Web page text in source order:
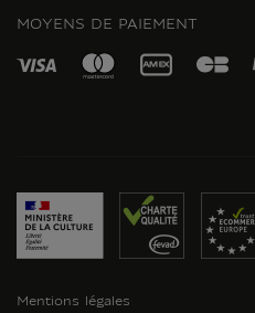
MOYENS DE PAIEMENT
Mentions légales